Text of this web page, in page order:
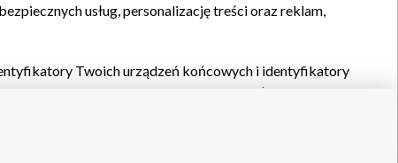
usług, personalizację treści oraz reklam,
Twoich urządzeń końcowych i identyfikatory
oraz pozostałych
podstawowych reklam, wyboru spersonalizowanych
treści, pomiaru wydajności reklam, pomiaru wydajności
zapobiegania oszustwom i usuwania